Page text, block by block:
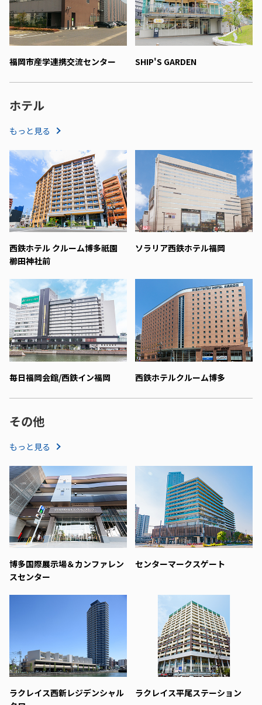
福岡市産学連携交流センター SHIP'S GARDEN
ホテル
もっと見る
西鉄ホテル クルーム博多祇園
櫛田神社前
ソラリア西鉄ホテル福岡
毎日福岡会館/西鉄イン福岡 西鉄ホテルクルーム博多
その他
もっと見る
博多国際展示場＆カンファレン
スセンター
センターマークスゲート
ラクレイス西新レジデンシャル
ラクレイス平尾ステーション